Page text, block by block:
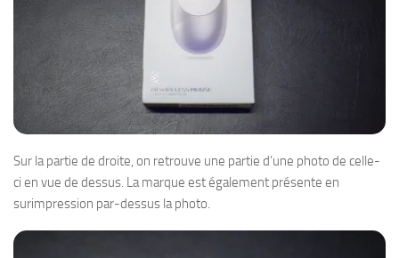
Sur la partie de droite, on retrouve une partie d’une photo de celle-
ci en vue de dessus. La marque est également présente en
surimpression par-dessus la photo.